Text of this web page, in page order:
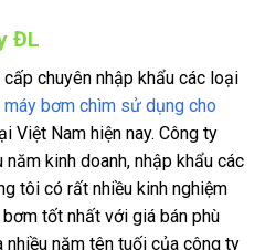
ĐL
cấp chuyên nhập khẩu các loại
máy bơm chìm sử dụng cho
Việt Nam hiện nay. Công ty
kinh doanh, nhập khẩu các
tôi có rất nhiều kinh nghiệm
tốt nhất với giá bán phù
năm tên tuối của công ty